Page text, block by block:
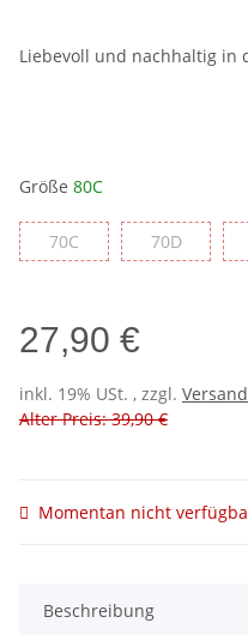
Liebevoll und nachhaltig in
Größe 80C
70C 70C 70D70D
27,90 €
inkl. 19% USt. , zzgl. Versand
Alter Preis: 39,90 €
Momentan nicht
Beschreibung